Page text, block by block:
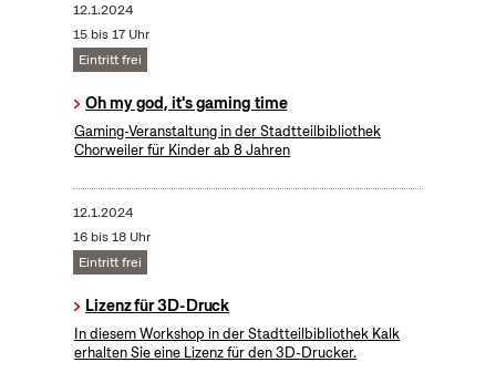
12.1.2024
15 bis 17 Uhr
Eintritt frei
Oh my god, it's gaming time
Gaming-Veranstaltung in der Stadtteilbibliothek
Chorweiler für Kinder ab 8 Jahren
12.1.2024
16 bis 18 Uhr
Eintritt frei
Lizenz für 3D-Druck
In diesem Workshop in der Stadtteilbibliothek Kalk
erhalten Sie eine Lizenz für den 3D-Drucker.